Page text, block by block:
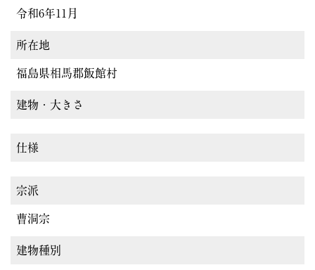
令和6年11月
所在地
福島県相馬郡飯館村
建物・大きさ
仕様
宗派
曹洞宗
建物種別